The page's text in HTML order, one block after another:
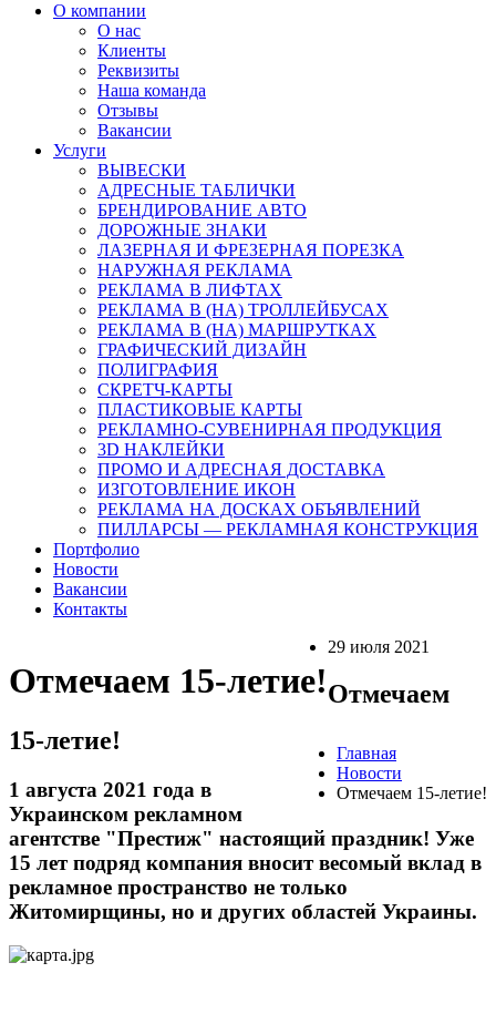
О компании
О нас
Клиенты
Реквизиты
Наша команда
Отзывы
Вакансии
Услуги
ВЫВЕСКИ
АДРЕСНЫЕ ТАБЛИЧКИ
БРЕНДИРОВАНИЕ АВТО
ДОРОЖНЫЕ ЗНАКИ
ЛАЗЕРНАЯ И ФРЕЗЕРНАЯ ПОРЕЗКА
НАРУЖНАЯ РЕКЛАМА
РЕКЛАМА В ЛИФТАХ
РЕКЛАМА В (НА) ТРОЛЛЕЙБУСАХ
РЕКЛАМА В (НА) МАРШРУТКАХ
ГРАФИЧЕСКИЙ ДИЗАЙН
ПОЛИГРАФИЯ
СКРЕТЧ-КАРТЫ
ПЛАСТИКОВЫЕ КАРТЫ
РЕКЛАМНО-СУВЕНИРНАЯ ПРОДУКЦИЯ
3D НАКЛЕЙКИ
ПРОМО И АДРЕСНАЯ ДОСТАВКА
ИЗГОТОВЛЕНИЕ ИКОН
РЕКЛАМА НА ДОСКАХ ОБЪЯВЛЕНИЙ
ПИЛЛАРСЫ — РЕКЛАМНАЯ КОНСТРУКЦИЯ
Портфолио
Новости
Вакансии
Контакты
Отмечаем 15-летие!
Главная
Новости
Отмечаем 15-летие!
29 июля 2021
Отмечаем
15-летие!
1 августа 2021 года в
Украинском рекламном
агентстве "Престиж" настоящий праздник! Уже
15 лет подряд компания вносит весомый вклад в
рекламное пространство не только
Житомирщины, но и других областей Украины.